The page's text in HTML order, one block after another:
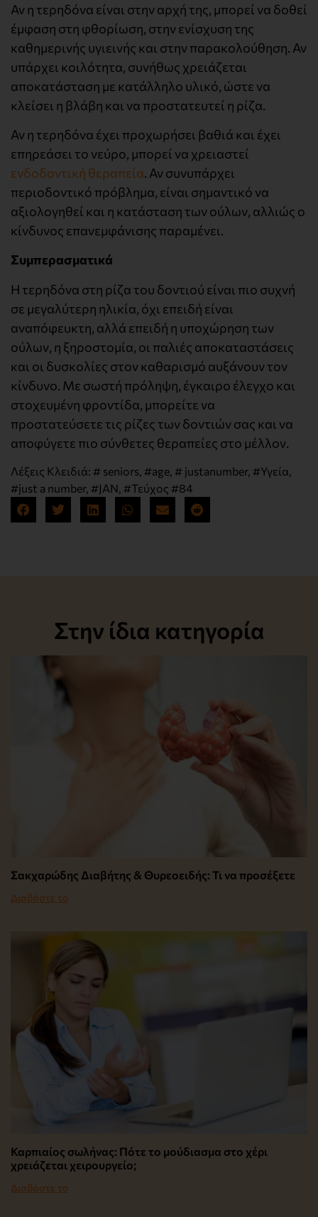
Αν η τερηδόνα είναι στην αρχή της, μπορεί να δοθεί
έμφαση στη φθορίωση, στην ενίσχυση της
καθημερινής υγιεινής και στην παρακολούθηση. Αν
υπάρχει κοιλότητα, συνήθως χρειάζεται
αποκατάσταση με κατάλληλο υλικό, ώστε να
κλείσει η βλάβη και να προστατευτεί η ρίζα.
Αν η τερηδόνα έχει προχωρήσει βαθιά και έχει
επηρεάσει το νεύρο, μπορεί να χρειαστεί
ενδοδοντική θεραπεία. Αν συνυπάρχει
περιοδοντικό πρόβλημα, είναι σημαντικό να
αξιολογηθεί και η κατάσταση των ούλων, αλλιώς ο
κίνδυνος επανεμφάνισης παραμένει.
Συμπερασματικά
Η τερηδόνα στη ρίζα του δοντιού είναι πιο συχνή
σε μεγαλύτερη ηλικία, όχι επειδή είναι
αναπόφευκτη, αλλά επειδή η υποχώρηση των
ούλων, η ξηροστομία, οι παλιές αποκαταστάσεις
και οι δυσκολίες στον καθαρισμό αυξάνουν τον
κίνδυνο. Με σωστή πρόληψη, έγκαιρο έλεγχο και
στοχευμένη φροντίδα, μπορείτε να
προστατεύσετε τις ρίζες των δοντιών σας και να
αποφύγετε πιο σύνθετες θεραπείες στο μέλλον.
Λέξεις Κλειδιά: # seniors, #age, # justanumber, #Υγεία,
#just a number, #JAN, #Τεύχος #84
Στην ίδια κατηγορία
Σακχαρώδης Διαβήτης & Θυρεοειδής: Τι να προσέξετε
Διαβάστε το
Καρπιαίος σωλήνας: Πότε το μούδιασμα στο χέρι
χρειάζεται χειρουργείο;
Διαβάστε το